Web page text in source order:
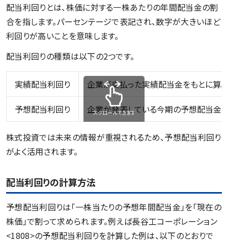
配当利回りとは、株価に対する一株あたりの年間配当金の割
合を指します。パーセンテージで表記され、数字が大きいほど
利回りが高いことを意味します。
配当利回りの種類は以下の2つです。
実績配当利回り 企業が支払った実績配当金をもとに算
予想配当利回り 企業が発表している今期の予想配当金
スクロールできます
株式投資では未来の情報が重視されるため、予想配当利回り
がよく活用されます。
配当利回りの計算方法
予想配当利回りは「一株当たりの予想年間配当金」を「現在の
株価」で割って求められます。例えば長谷工コーポレーション
<1808>の予想配当利回りを計算した例は、以下のとおりで